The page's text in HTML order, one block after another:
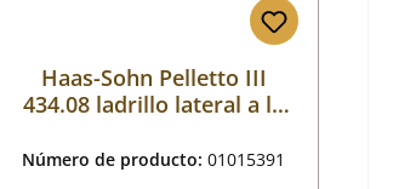
Haas-Sohn Pelletto III
434.08 ladrillo lateral a la
Número de producto:01015391